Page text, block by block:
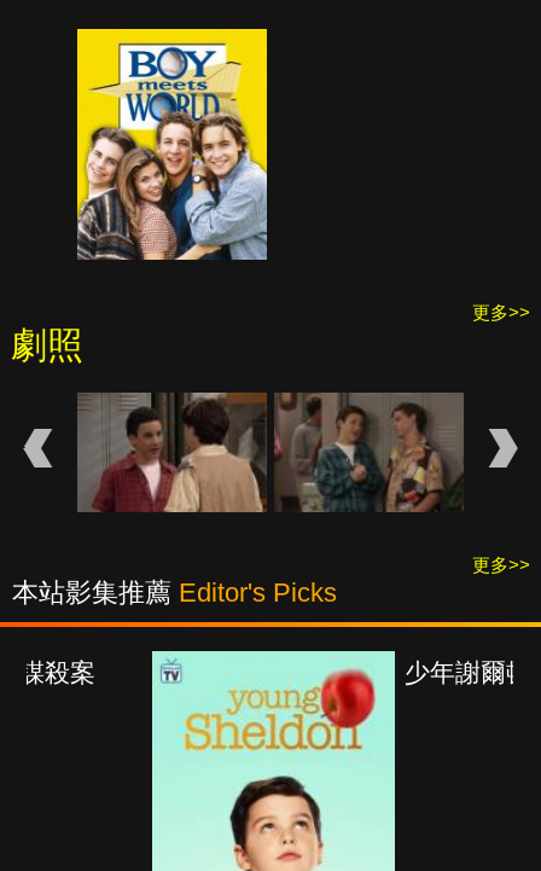
更多>>
劇照
更多>>
本站影集推薦 Editor's Picks
少年謝爾頓